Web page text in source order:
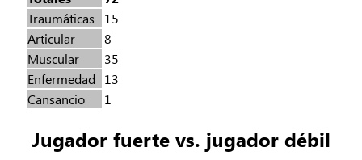
Traumáticas
15
Articular
8
Muscular
35
Enfermedad 13
Cansancio
1
Jugador fuerte vs. jugador débil